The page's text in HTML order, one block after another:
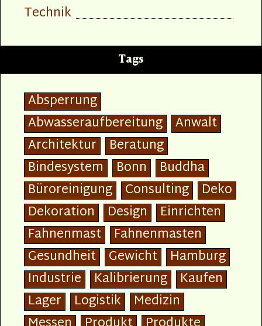
Technik
Tags
Absperrung
Abwasseraufbereitung Anwalt
Architektur
Beratung
Bindesystem
Bonn
Buddha
Büroreinigung
Consulting
Deko
Dekoration
Design
Einrichten
Fahnenmast
Fahnenmasten
Gesundheit
Gewicht
Hamburg
Industrie
Kalibrierung
Kaufen
Lager
Logistik
Medizin